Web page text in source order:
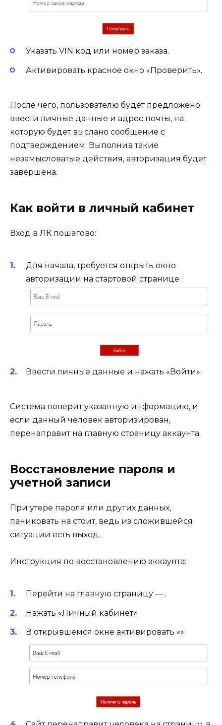
Указать VIN код или номер заказа.
Активировать красное окно «Проверить».
После чего, пользователю будет предложено
ввести личные данные и адрес почты, на
которую будет выслано сообщение с
подтверждением. Выполнив такие
незамысловатые действия, авторизация будет
завершена.
Как войти в личный кабинет
Вход в ЛК пошагово:
Для начала, требуется открыть окно
авторизации на стартовой странице .
Ввести личные данные и нажать «Войти».
Система поверит указанную информацию, и
если данный человек авторизирован,
перенаправит на главную страницу аккаунта.
Восстановление пароля и
учетной записи
При утере пароля или других данных,
паниковать на стоит, ведь из сложившейся
ситуации есть выход.
Инструкция по восстановлению аккаунта:
Перейти на главную страницу — .
Нажать «Личный кабинет».
В открывшемся окне активировать «».